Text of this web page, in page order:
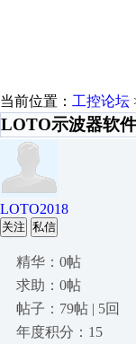
当前位置： 工控论坛
LOTO示波器软
LOTO2018
关注 私信
精华：0帖
求助：0帖
帖子：79帖 | 5回
年度积分：15